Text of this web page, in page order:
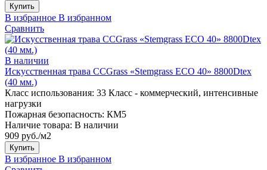
Купить
В избранное В избранном
Сравнить
В наличии
Искусственная трава CCGrass «Stemgrass ECO 40» 8800Dtex
(40 мм.)
Класс использования: 33 Класс - коммерческий, интенсивные
нагрузки
Пожарная безопасность: КМ5
Наличие товара: В наличии
909 руб./м2
Купить
В избранное В избранном